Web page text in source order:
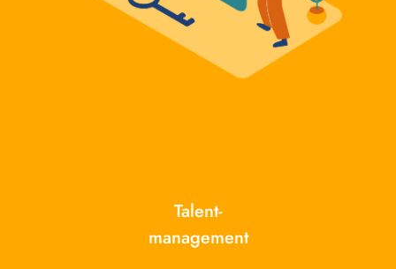
Talent-
management